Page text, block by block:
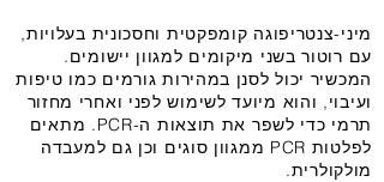
מיני-צנטריפוגה קומפקטית וחסכונית בעלויות,
עם רוטור בשני מיקומים למגוון יישומים.
המכשיר יכול לסנן במהירות גורמים כמו טיפות
ועיבוי, והוא מיועד לשימוש לפני ואחרי מחזור
תרמי כדי לשפר את תוצאות ה-PCR. מתאים
לפלטות PCR ממגוון סוגים וכן גם למעבדה
מולקולרית.